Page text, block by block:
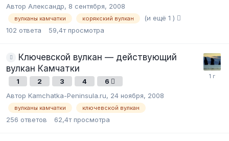
Автор Александр, 8 сентября, 2008
вулканы камчатки корякский вулкан
(и ещё 1 )
102 ответа 59,4т просмотра
Ключевской вулкан — действующий
вулкан Камчатки
1 2 3 4
6
Автор Kamchatka-Peninsula.ru, 24 ноября, 2008
вулканы камчатки ключевской вулкан
256 ответов 62,4т просмотра